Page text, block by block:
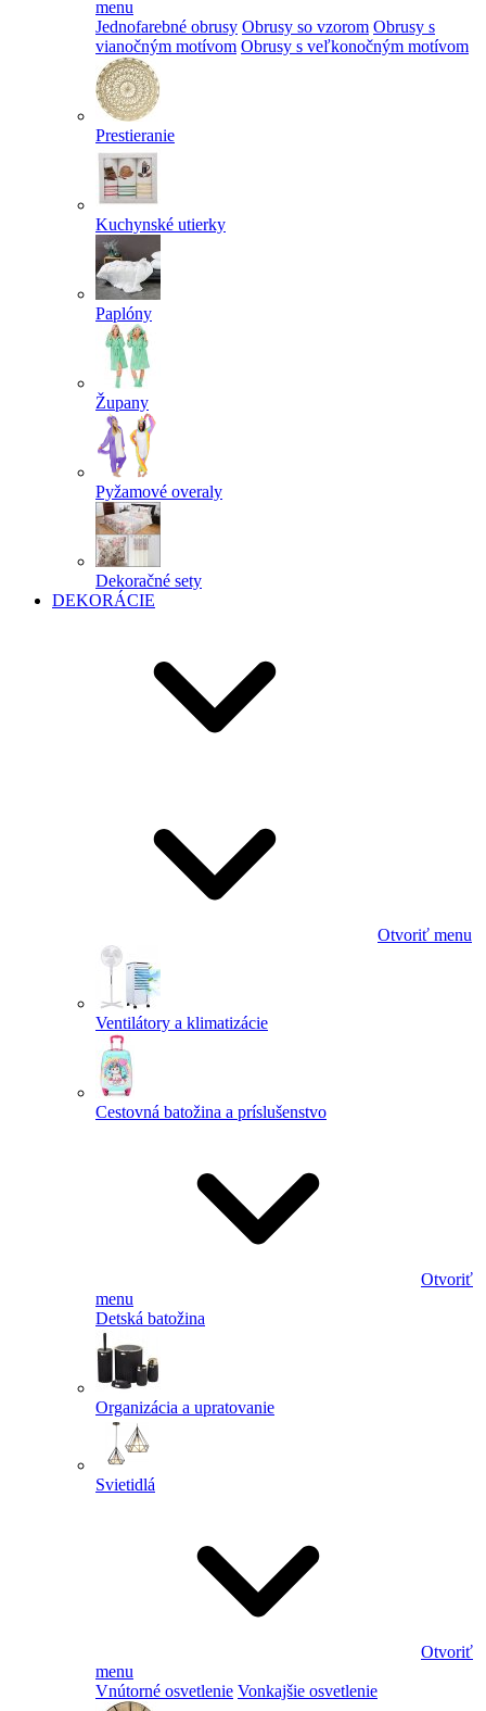
menu
Jednofarebné obrusy Obrusy so vzorom Obrusy s
vianočným motívom Obrusy s veľkonočným motívom
Prestieranie
Kuchynské utierky
Paplóny
Župany
Pyžamové overaly
Dekoračné sety
DEKORÁCIE
Otvoriť menu
Ventilátory a klimatizácie
Cestovná batožina a príslušenstvo
Otvoriť
menu
Detská batožina
Organizácia a upratovanie
Svietidlá
Otvoriť
menu
Vnútorné osvetlenie Vonkajšie osvetlenie